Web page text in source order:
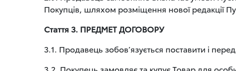
Покупців, шляхом розміщення нової редакції
Стаття 3. ПРЕДМЕТ ДОГОВОРУ
3.1. Продавець зобов’язується поставити і